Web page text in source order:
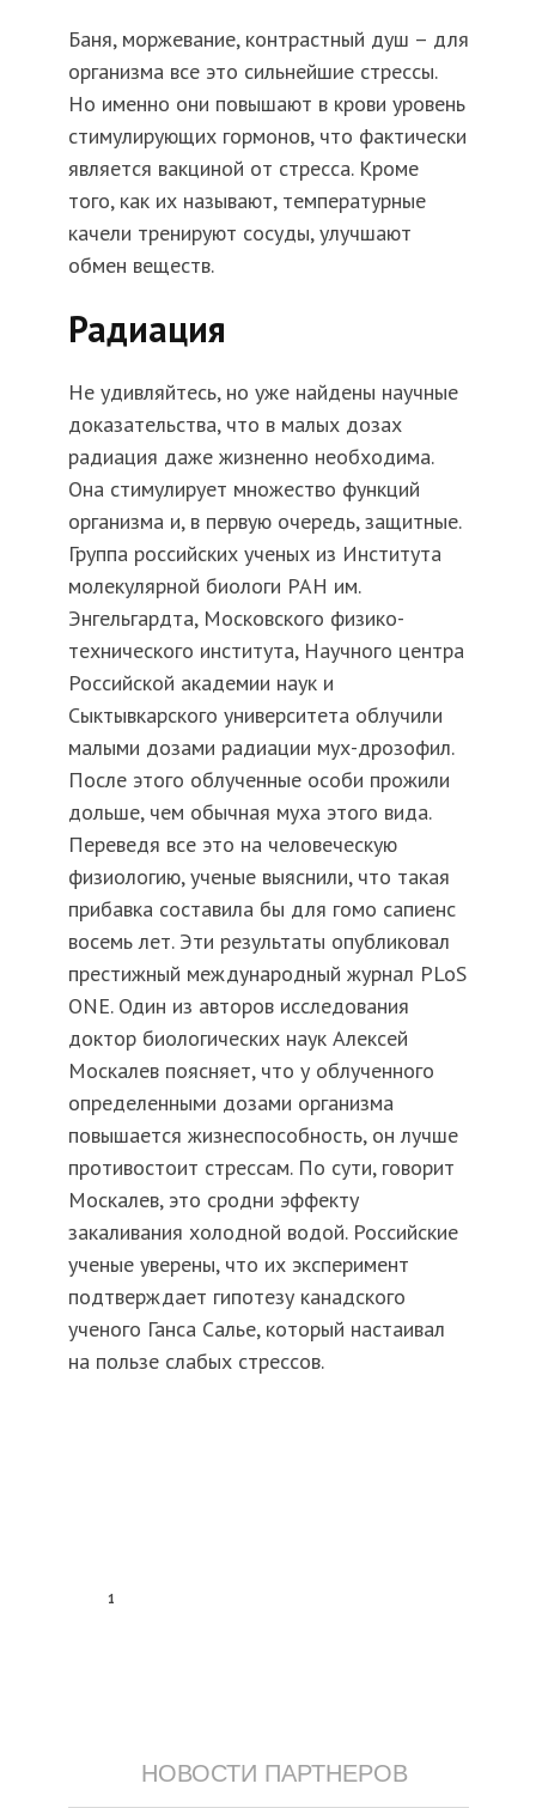
Баня, моржевание, контрастный душ – для
организма все это сильнейшие стрессы.
Но именно они повышают в крови уровень
стимулирующих гормонов, что фактически
является вакциной от стресса. Кроме
того, как их называют, температурные
качели тренируют сосуды, улучшают
обмен веществ.
Радиация
Не удивляйтесь, но уже найдены научные
доказательства, что в малых дозах
радиация даже жизненно необходима.
Она стимулирует множество функций
организма и, в первую очередь, защитные.
Группа российских ученых из Института
молекулярной биологи РАН им.
Энгельгардта, Московского физико-
технического института, Научного центра
Российской академии наук и
Сыктывкарского университета облучили
малыми дозами радиации мух-дрозофил.
После этого облученные особи прожили
дольше, чем обычная муха этого вида.
Переведя все это на человеческую
физиологию, ученые выяснили, что такая
прибавка составила бы для гомо сапиенс
восемь лет. Эти результаты опубликовал
престижный международный журнал PLoS
ONE. Один из авторов исследования
доктор биологических наук Алексей
Москалев поясняет, что у облученного
определенными дозами организма
повышается жизнеспособность, он лучше
противостоит стрессам. По сути, говорит
Москалев, это сродни эффекту
закаливания холодной водой. Российские
ученые уверены, что их эксперимент
подтверждает гипотезу канадского
ученого Ганса Салье, который настаивал
на пользе слабых стрессов.
1
НОВОСТИ ПАРТНЕРОВ